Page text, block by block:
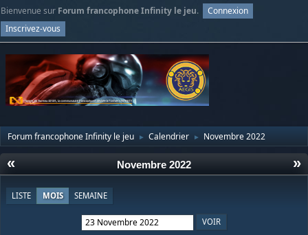
Bienvenue sur Forum francophone Infinity le jeu.
Connexion
Inscrivez-vous
Forum francophone Infinity le jeu ► Calendrier ► Novembre 2022
« »
Novembre 2022
LISTE MOIS SEMAINE